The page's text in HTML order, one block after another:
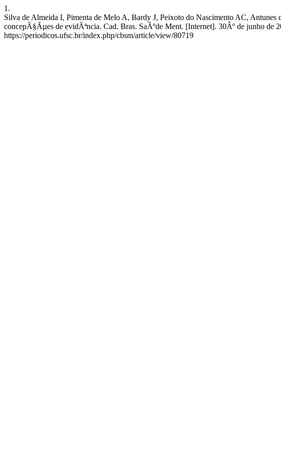
1.
Silva de Almeida I, Pimenta de Melo A, Bardy J, Peixoto do Nascimento AC,
concepÃ§Ãµes de evidÃªncia. Cad. Bras. SaÃºde Ment. [Internet]. 30Âº de junho
https://periodicos.ufsc.br/index.php/cbsm/article/view/80719